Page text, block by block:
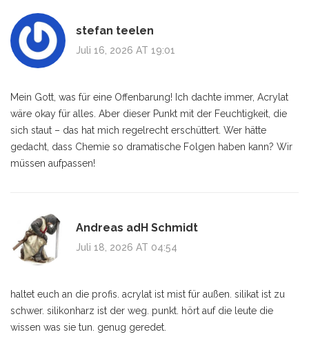
stefan teelen
Juli 16, 2026 AT 19:01
Mein Gott, was für eine Offenbarung! Ich dachte immer, Acrylat
wäre okay für alles. Aber dieser Punkt mit der Feuchtigkeit, die
sich staut – das hat mich regelrecht erschüttert. Wer hätte
gedacht, dass Chemie so dramatische Folgen haben kann? Wir
müssen aufpassen!
Andreas adH Schmidt
Juli 18, 2026 AT 04:54
haltet euch an die profis. acrylat ist mist für außen. silikat ist zu
schwer. silikonharz ist der weg. punkt. hört auf die leute die
wissen was sie tun. genug geredet.